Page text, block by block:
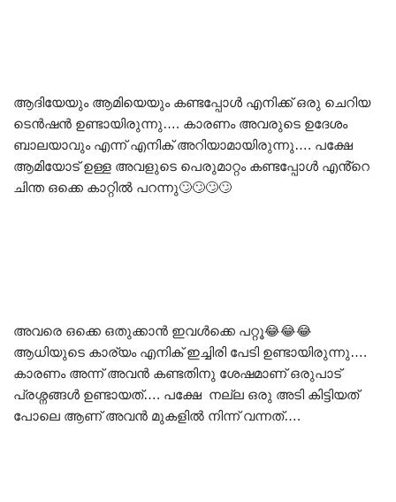
ആദിയേയും ആമിയെയും കണ്ടപ്പോൾ എനിക്ക് ഒരു ചെറിയ
ടെൻഷൻ ഉണ്ടായിരുന്നു…. കാരണം അവരുടെ ഉദേശം
ബാലയാവും എന്ന് എനിക് അറിയാമായിരുന്നു…. പക്ഷേ
ആമിയോട് ഉള്ള അവളുടെ പെരുമാറ്റം കണ്ടപ്പോൾ എൻ്റെ
ചിന്ത ഒക്കെ കാറ്റിൽ പറന്നു🙄🙄🙄🙄
അവരെ ഒക്കെ ഒതുക്കാൻ ഇവൾക്കെ പറ്റൂ😂😂😂
ആധിയുടെ കാര്യം എനിക് ഇച്ചിരി പേടി ഉണ്ടായിരുന്നു….
കാരണം അന്ന് അവൻ കണ്ടതിനു ശേഷമാണ് ഒരുപാട്
പ്രശ്നങ്ങൾ ഉണ്ടായത്…. പക്ഷേ നല്ല ഒരു അടി കിട്ടിയത്
പോലെ ആണ് അവൻ മുകളിൽ നിന്ന് വന്നത്….